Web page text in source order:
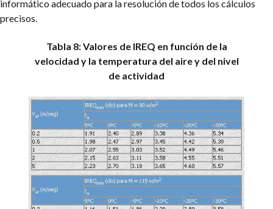
informático adecuado para la resolución de todos los cálculos
precisos.
Tabla 8: Valores de IREQ en función de la
velocidad y la temperatura del aire y del nivel
de actividad